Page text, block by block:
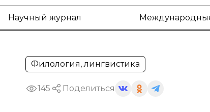
Научный журнал
Филология, лингвистика
145 Поделиться